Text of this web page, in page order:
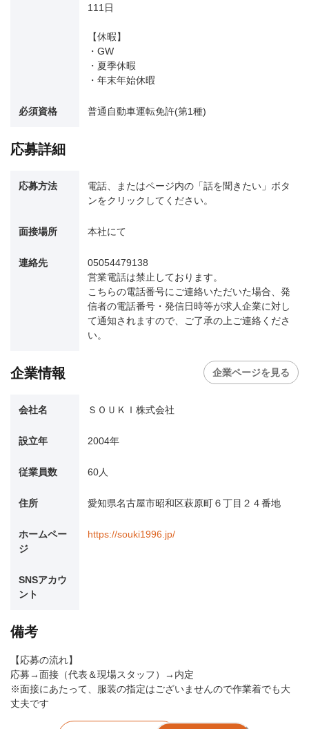
111日
【休暇】
・GW
・夏季休暇
・年末年始休暇
必須資格 普通自動車運転免許(第1種)
応募詳細
応募方法
電話、またはページ内の「話を聞きたい」ボタ
ンをクリックしてください。
面接場所 本社にて
連絡先
05054479138
営業電話は禁止しております。
こちらの電話番号にご連絡いただいた場合、発
信者の電話番号・発信日時等が求人企業に対し
て通知されますので、ご了承の上ご連絡くださ
い。
企業情報 企業ページを見る
会社名 ＳＯＵＫＩ株式会社
設立年 2004年
従業員数 60人
住所 愛知県名古屋市昭和区萩原町６丁目２４番地
ホームペー
ジ
https://souki1996.jp/
SNSアカウ
ント
備考
【応募の流れ】
応募→面接（代表＆現場スタッフ）→内定
※面接にあたって、服装の指定はございませんので作業着でも大
丈夫です